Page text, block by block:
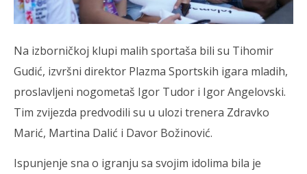
Na izborničkoj klupi malih sportaša bili su Tihomir
Gudić, izvršni direktor Plazma Sportskih igara mladih,
proslavljeni nogometaš Igor Tudor i Igor Angelovski.
Tim zvijezda predvodili su u ulozi trenera Zdravko
Marić, Martina Dalić i Davor Božinović.
Ispunjenje sna o igranju sa svojim idolima bila je